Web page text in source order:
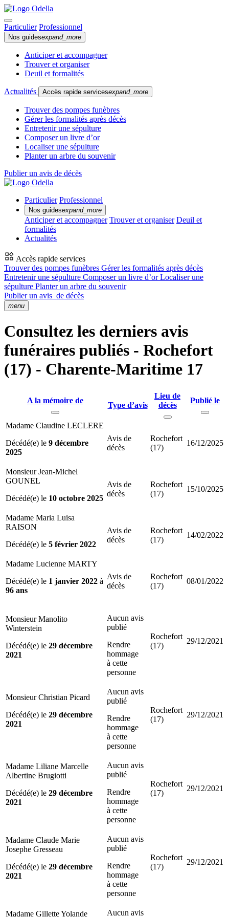
Particulier Professionnel
Nos guidesexpand_more
Anticiper et accompagner
Trouver et organiser
Deuil et formalités
Actualités Accès rapide servicesexpand_more
Trouver des pompes funèbres
Gérer les formalités après décès
Entretenir une sépulture
Composer un livre d’or
Localiser une sépulture
Planter un arbre du souvenir
Publier un avis de décès
Particulier Professionnel
Nos guidesexpand_more
Anticiper et accompagner Trouver et organiser Deuil et
formalités
Actualités
Accès rapide services
Trouver des pompes funèbres Gérer les formalités après décès
Entretenir une sépulture Composer un livre d’orLocaliser une
sépulture Planter un arbre du souvenir
Publier un avis de décès
menu
Consultez les derniers avis
funéraires publiés - Rochefort
(17) - Charente-Maritime 17
A la mémoire de
Type d’avis
Lieu de
décès
Publié le
Madame Claudine LECLERE
Décédé(e) le 9 décembre
2025
Avis de
décès
Rochefort
(17)
16/12/2025
Monsieur Jean-Michel
GOUNEL
Décédé(e) le 10 octobre 2025
Avis de
décès
Rochefort
(17)
15/10/2025
Madame Maria Luisa
RAISON
Décédé(e) le 5 février 2022
Avis de
décès
Rochefort
(17)
14/02/2022
Madame Lucienne MARTY
Décédé(e) le 1 janvier 2022 à
96 ans
Avis de
décès
Rochefort
(17)
08/01/2022
Monsieur Manolito
Winterstein
Décédé(e) le 29 décembre
2021
Aucun avis
publié
Rendre
hommage
à cette
personne
Rochefort
(17)
29/12/2021
Monsieur Christian Picard
Décédé(e) le 29 décembre
2021
Aucun avis
publié
Rendre
hommage
à cette
personne
Rochefort
(17)
29/12/2021
Madame Liliane Marcelle
Albertine Brugiotti
Décédé(e) le 29 décembre
2021
Aucun avis
publié
Rendre
hommage
à cette
personne
Rochefort
(17)
29/12/2021
Madame Claude Marie
Josephe Gresseau
Décédé(e) le 29 décembre
2021
Aucun avis
publié
Rendre
hommage
à cette
personne
Rochefort
(17)
29/12/2021
Madame Gillette Yolande Aucun avis